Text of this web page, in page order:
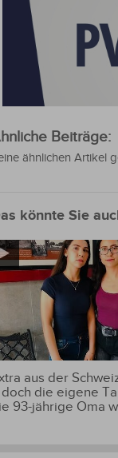
Beiträge:
ähnlichen Artikel
könnte Sie
aus der
die eigene
93-jährige Oma